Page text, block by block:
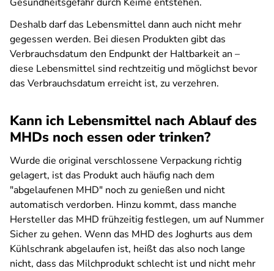
Deshalb darf das Lebensmittel dann auch nicht mehr
gegessen werden. Bei diesen Produkten gibt das
Verbrauchsdatum den Endpunkt der Haltbarkeit an –
diese Lebensmittel sind rechtzeitig und möglichst bevor
das Verbrauchsdatum erreicht ist, zu verzehren.
Kann ich Lebensmittel nach Ablauf des
MHDs noch essen oder trinken?
Wurde die original verschlossene Verpackung richtig
gelagert, ist das Produkt auch häufig nach dem
"abgelaufenen MHD" noch zu genießen und nicht
automatisch verdorben. Hinzu kommt, dass manche
Hersteller das MHD frühzeitig festlegen, um auf Nummer
Sicher zu gehen. Wenn das MHD des Joghurts aus dem
Kühlschrank abgelaufen ist, heißt das also noch lange
nicht, dass das Milchprodukt schlecht ist und nicht mehr